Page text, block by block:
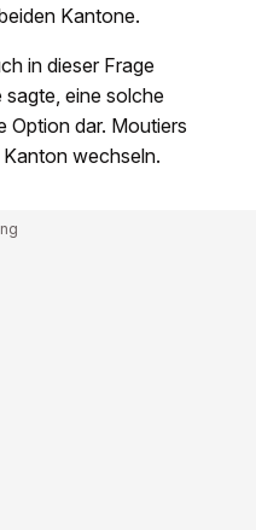
Kantone.
in dieser Frage
eine solche
Option dar. Moutiers
wechseln.